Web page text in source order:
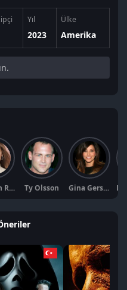
Yıl
2023
Ülke
Amerika
Addison Rae Ty Olsson Gina Gershon